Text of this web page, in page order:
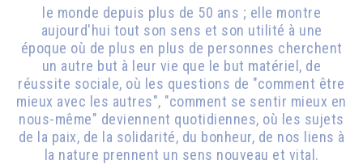
le monde depuis plus de 50 ans ; elle montre
aujourd'hui tout son sens et son utilité à une
époque où de plus en plus de personnes cherchent
un autre but à leur vie que le but matériel, de
réussite sociale, où les questions de "comment être
mieux avec les autres", "comment se sentir mieux en
nous-même" deviennent quotidiennes, où les sujets
de la paix, de la solidarité, du bonheur, de nos liens à
la nature prennent un sens nouveau et vital.